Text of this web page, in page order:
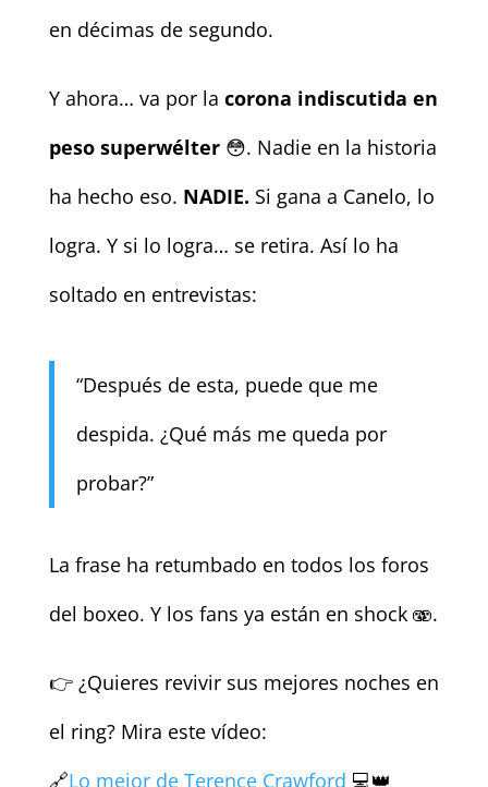
en décimas de segundo.
Y ahora… va por la corona indiscutida en
peso superwélter😳. Nadie en la historia
ha hecho eso. NADIE. Si gana a Canelo, lo
logra. Y si lo logra… se retira. Así lo ha
soltado en entrevistas:
“Después de esta, puede que me
despida. ¿Qué más me queda por
probar?”
La frase ha retumbado en todos los foros
del boxeo. Y los fans ya están en shock 🫨.
👉 ¿Quieres revivir sus mejores noches en
el ring? Mira este vídeo:
🔗Lo mejor de Terence Crawford 💻👑